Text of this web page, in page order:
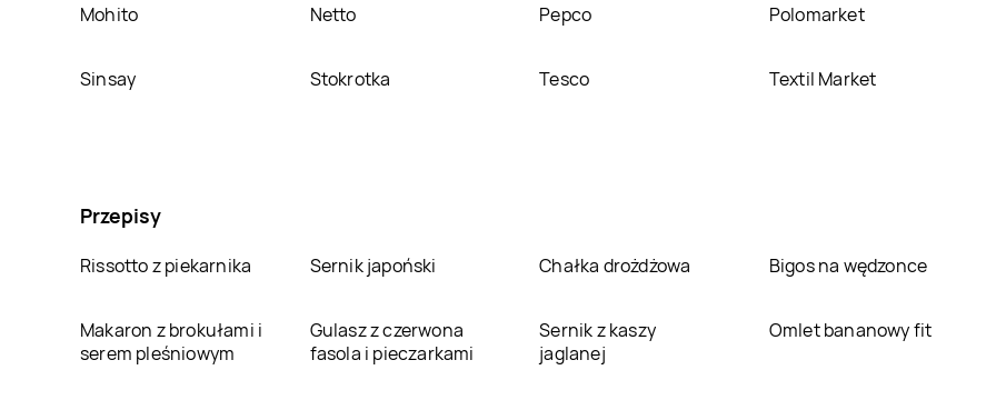
Mohito Netto Pepco Polomarket
Sinsay Stokrotka Tesco Textil Market
Przepisy
Rissotto z piekarnika Sernik japoński Chałka drożdżowa Bigos na wędzonce
Makaron z brokułami i
serem pleśniowym
Gulasz z czerwona
fasola i pieczarkami
Sernik z kaszy
jaglanej
Omlet bananowy fit